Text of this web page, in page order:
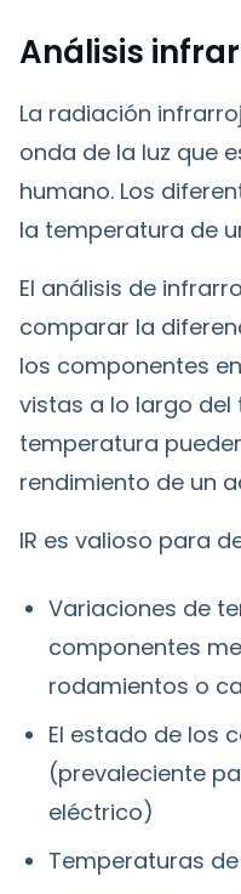
Análisis
La radiación
onda de la luz que
humano. Los
la temperatura de
El análisis de
comparar la
los componentes
vistas a lo largo del
temperatura
rendimiento de un
IR es valioso para
Variaciones de
componentes
rodamientos o
El estado de los
(prevaleciente
eléctrico)
Temperaturas